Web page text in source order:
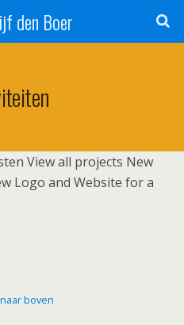
den Boer
View all projects New
Logo and Website for a
boven